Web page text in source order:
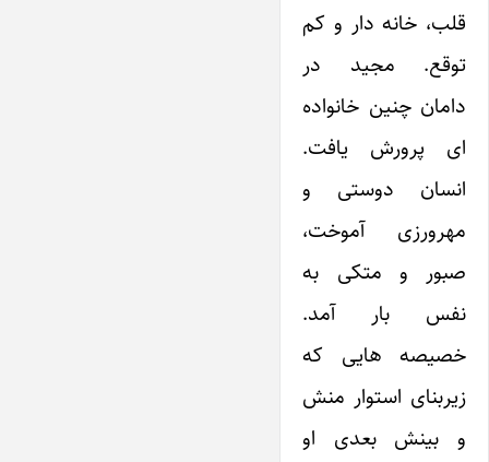
قلب، خانه دار و کم
توقع. مجید در
دامان چنین خانواده
ای پرورش یافت.
انسان دوستی و
مهرورزی آموخت،
صبور و متکی به
نفس بار آمد.
خصیصه هایی که
زیربنای استوار منش
و بینش بعدی او